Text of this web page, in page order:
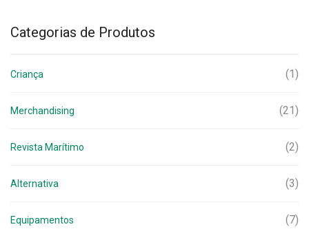
Categorias de Produtos
Criança (1)
Merchandising (21)
Revista Marítimo (2)
Alternativa (3)
Equipamentos (7)